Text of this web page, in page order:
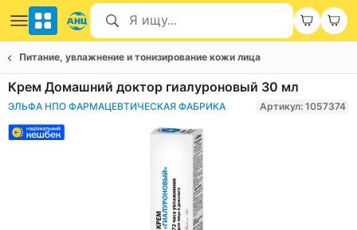
Питание, увлажнение и тонизирование кожи лица
Крем Домашний доктор гиалуроновый 30 мл
ЭЛЬФА НПО ФАРМАЦЕВТИЧЕСКАЯ ФАБРИКА Артикул: 1057374